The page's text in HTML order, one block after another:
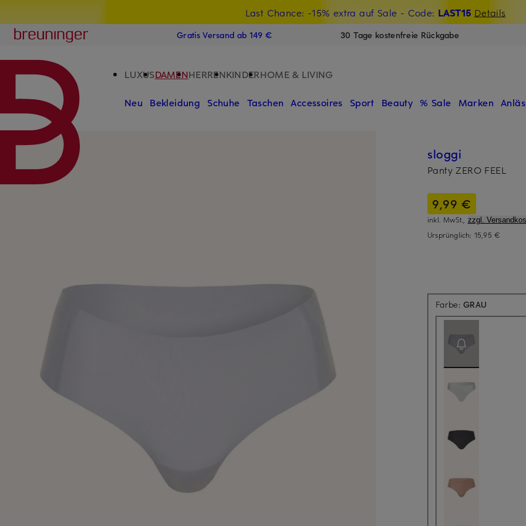
Last Chance: -15% extra auf Sale - Code: LAST15 Details
15€-Willkommensgutschein mit Beyond sichern
Breuninger
Gratis Versand ab 149 € 30 Tage kostenfreie Rückgabe
LUXUSDAMENHERRENKINDERHOME & LIVING
Neu Bekleidung Schuhe Taschen Accessoires Sport Beauty % Sale Marken
sloggi
Panty ZERO FEEL
9,99 €
inkl. MwSt., zzgl.
Ursprünglich: 15,95 €
Farbe:GRAU